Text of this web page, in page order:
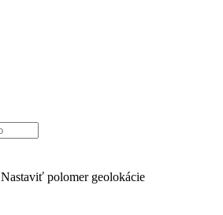
Nastaviť polomer geolokácie